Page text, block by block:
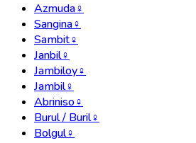
Azmuda♀
Sangina♀
Sambit♀
Janbil♀
Jambiloy♀
Jambil♀
Abriniso♀
Burul / Buril♀
Bolgul♀